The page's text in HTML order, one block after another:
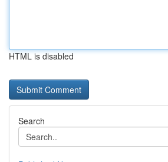
HTML is disabled
Search